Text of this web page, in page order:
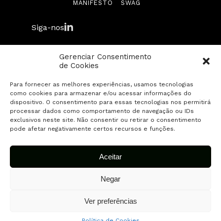
Gerenciar Consentimento
de Cookies
Para fornecer as melhores experiências, usamos tecnologias
como cookies para armazenar e/ou acessar informações do
dispositivo. O consentimento para essas tecnologias nos permitirá
processar dados como comportamento de navegação ou IDs
exclusivos neste site. Não consentir ou retirar o consentimento
pode afetar negativamente certos recursos e funções.
Aceitar
Negar
Ver preferências
Manifesto
Swag
Contato
Envie sua startup
MANIFESTO
SWAG
Siga-nos
© 2026 Fuse Capital. Todos os direitos
reservados.